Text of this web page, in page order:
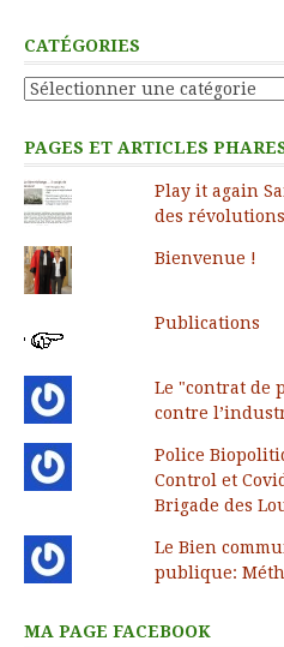
CATÉGORIES
Catégories
PAGES ET ARTICLES
Play it again
des
Bienvenue !
Publications
Le "contrat de
contre
Police
Control et
Brigade des
Le Bien
publique:
MA PAGE FACEBOOK